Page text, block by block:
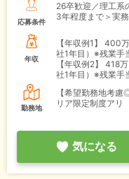
応募条件
26卒歓迎／理工系
3年程度まで＞実
年収
【年収例1】
400
社1年目）※残業手
【年収例2】
418
社1年目）※残業手
勤務地
【希望勤務地考
リア限定制度アリ
気になる